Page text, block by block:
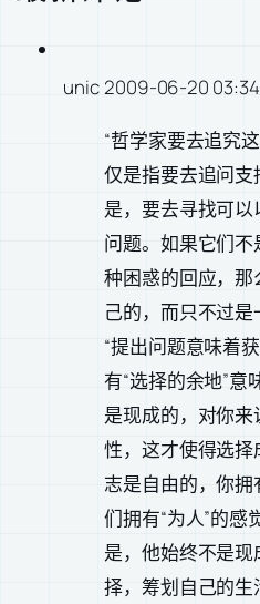
unic2009-06-20
“哲学家要去追究
仅是指要去追问
是，要去寻找可
问题。如果它们
种困惑的回应，
己的，而只不过
“提出问题意味着
有“选择的余地”
是现成的，对你
性，这才使得选
志是自由的，你
们拥有“为人”的
是，他始终不是
择，筹划自己的生